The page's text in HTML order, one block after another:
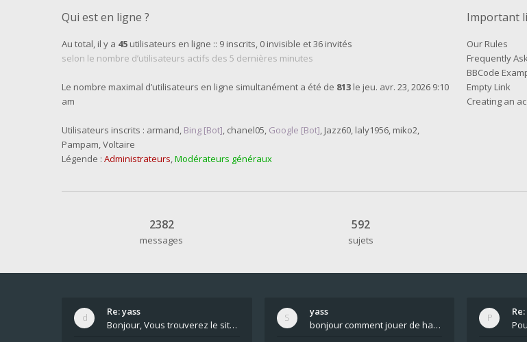
Qui est en ligne ?
Au total, il y a 45 utilisateurs en ligne :: 9 inscrits, 0 invisible et 36 invités
selon le nombre d’utilisateurs actifs des 5 dernières minutes
Le nombre maximal d’utilisateurs en ligne simultanément a été de 813 le jeu. avr. 23, 2026 9:10
am
Utilisateurs inscrits : armand, Bing [Bot], chanel05, Google [Bot], Jazz60, laly1956, miko2,
Pampam,Voltaire
Légende : Administrateurs,Modérateurs généraux
Important
Our Rules
Frequently
BBCode
Empty Link
Creating an
2382
messages
592
sujets
Re: yass
Bonjour, Vous trouverez le site ici dans le foru
yass
bonjour comment jouer de haut en bas tout atout mi